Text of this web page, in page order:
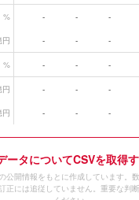
% - - -
円 - - -
% - - -
円 - - -
円 - - -
ータについてCSVを取得
公開情報をもとに作成しています。
正には追従していません。重要な判